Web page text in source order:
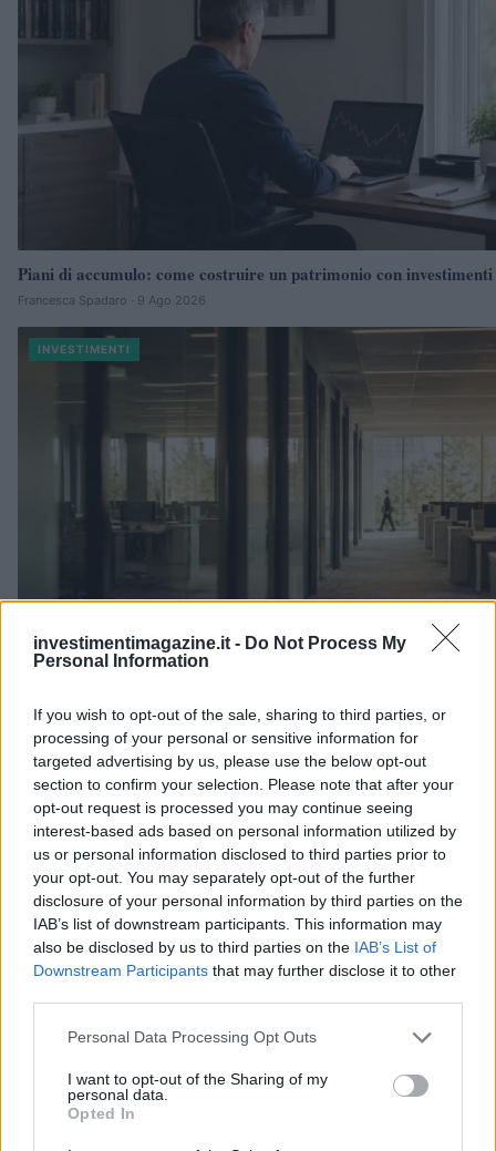
investimentimagazine.it - Do Not Process My
Personal Information
If you wish to opt-out of the sale, sharing to third parties, or
processing of your personal or sensitive information for
targeted advertising by us, please use the below opt-out
section to confirm your selection. Please note that after your
opt-out request is processed you may continue seeing
interest-based ads based on personal information utilized by
us or personal information disclosed to third parties prior to
your opt-out. You may separately opt-out of the further
disclosure of your personal information by third parties on the
IAB’s list of downstream participants. This information may
also be disclosed by us to third parties on the IAB’s List of
Downstream Participants that may further disclose it to other
Please note that this website/app uses one or more Google
not limited to your visit or usage behaviour. You may click to
grant or deny consent to Google and its third-party tags to
use your data for below specified purposes in below Google
Personal Data Processing Opt Outs
I want to opt-out of the Sharing of my
personal data.
Opted In
Piani di accumulo: come costruire un patrimonio con
Francesca Spadaro · 9 Ago 2026
INVESTIMENTI
Come valutare un piano di network marketing sostenibile
Andrea Innocenti · 9 Ago 2026
INVESTIMENTI